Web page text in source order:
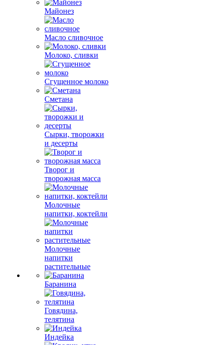
Майонез
Масло сливочное
Молоко, сливки
Сгущенное молоко
Сметана
Сырки, творожки
и десерты
Творог и
творожная масса
Молочные
напитки, коктейли
Молочные
напитки
растительные
Баранина
Говядина,
телятина
Индейка